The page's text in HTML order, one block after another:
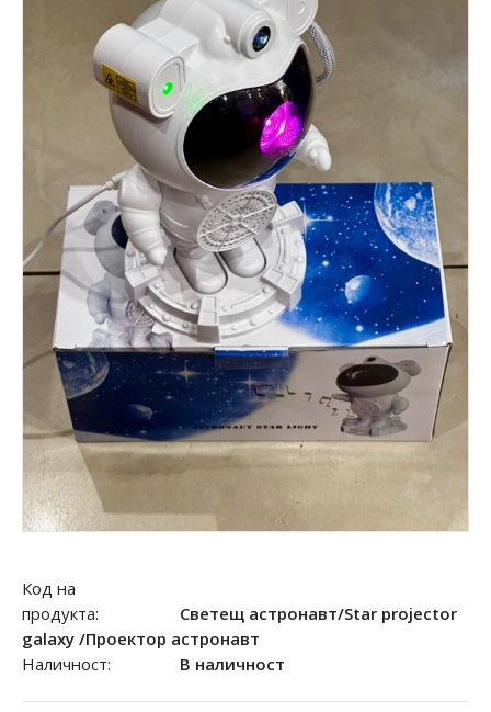
Код на
продукта:
Светещ астронавт/Star projector
galaxy /Проектор астронавт
Наличност:
В наличност